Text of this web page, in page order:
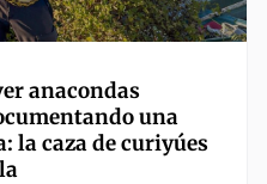
anacondas
una
la caza de curiyúes